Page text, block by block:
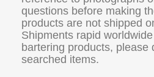
questions before making
products are not shipped
Shipments rapid
bartering products, please
searched items.